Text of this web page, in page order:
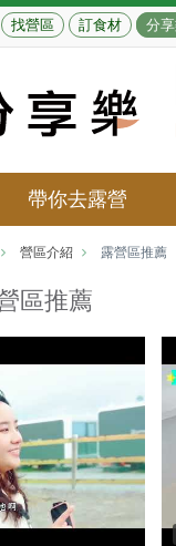
找營區 訂食材 分
帶你去露營
營區介紹 露營區推薦
區推薦